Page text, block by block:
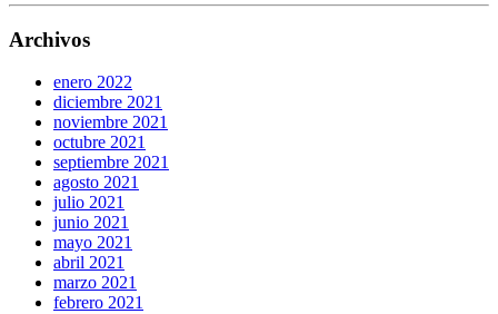
Archivos
enero 2022
diciembre 2021
noviembre 2021
octubre 2021
septiembre 2021
agosto 2021
julio 2021
junio 2021
mayo 2021
abril 2021
marzo 2021
febrero 2021